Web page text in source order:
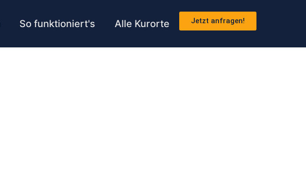
So funktioniert's Alle Kurorte Jetzt anfragen!